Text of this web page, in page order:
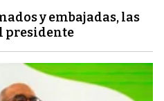
y embajadas, las
presidente